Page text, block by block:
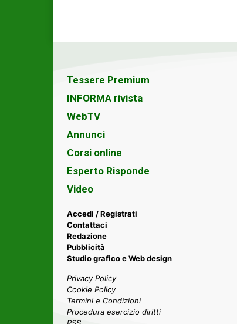
Tessere Premium
INFORMA rivista
WebTV
Annunci
Corsi online
Esperto Risponde
Video
Accedi / Registrati
Contattaci
Redazione
Pubblicità
Studio grafico e Web design
Privacy Policy
Cookie Policy
Termini e Condizioni
Procedura esercizio diritti